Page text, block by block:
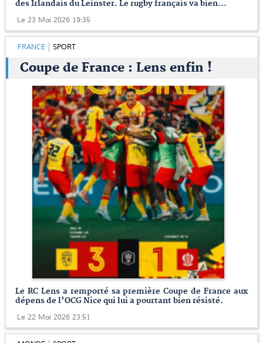
des Irlandais du Leinster. Le rugby français va bien...
Le 23 Mai 2026 19:35
FRANCE SPORT
Coupe de France : Lens enfin !
Le RC Lens a remporté sa première Coupe de France aux
dépens de l’OCG Nice qui lui a pourtant bien résisté.
Le 22 Mai 2026 23:51